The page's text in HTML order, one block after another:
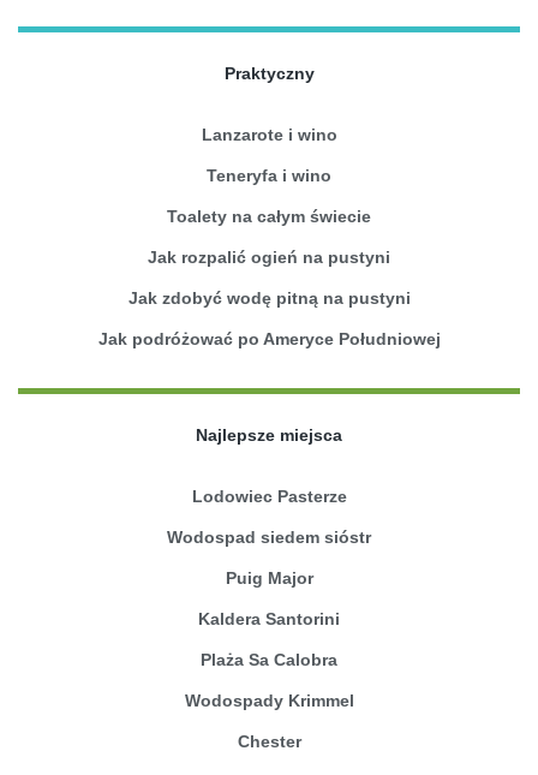
Praktyczny
Lanzarote i wino
Teneryfa i wino
Toalety na całym świecie
Jak rozpalić ogień na pustyni
Jak zdobyć wodę pitną na pustyni
Jak podróżować po Ameryce Południowej
Najlepsze miejsca
Lodowiec Pasterze
Wodospad siedem sióstr
Puig Major
Kaldera Santorini
Plaża Sa Calobra
Wodospady Krimmel
Chester